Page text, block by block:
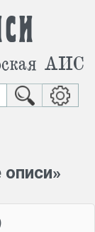
АИС